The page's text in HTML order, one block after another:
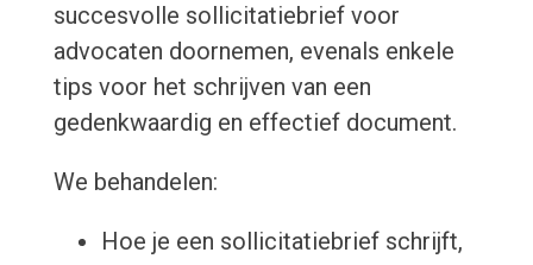
succesvolle sollicitatiebrief voor
advocaten doornemen, evenals enkele
tips voor het schrijven van een
gedenkwaardig en effectief document.
We behandelen:
Hoe je een sollicitatiebrief schrijft,